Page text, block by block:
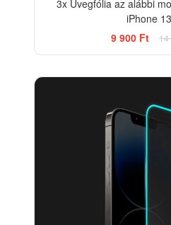
3x Üvegfólia az alábbi
iPhone
9 900 Ft
14